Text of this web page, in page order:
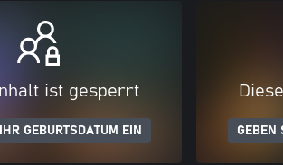
ist gesperrt
GEBURTSDATUM EIN GEBEN